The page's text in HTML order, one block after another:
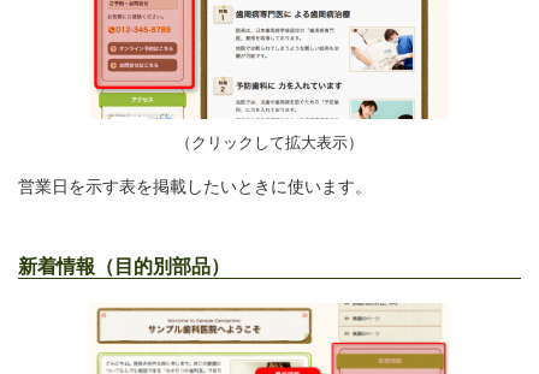
（クリックして拡大表示）
営業日を示す表を掲載したいときに使います。
新着情報（目的別部品）